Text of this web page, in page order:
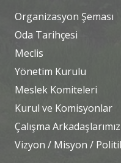
Organizasyon Şeması
Oda Tarihçesi
Meclis
Yönetim Kurulu
Meslek Komiteleri
Kurul ve Komisyonlar
Çalışma Arkadaşlarımız
Vizyon / Misyon /